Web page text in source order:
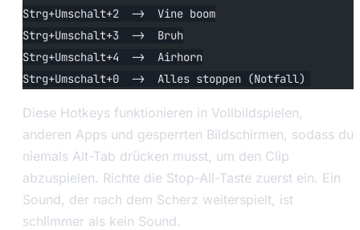
Strg+Umschalt+2  ->  Vine boom
Strg+Umschalt+3  ->  Bruh
Strg+Umschalt+4  ->  Airhorn
Strg+Umschalt+0  ->  Alles stoppen (Notfall)
Diese Hotkeys funktionieren in Vollbildspielen,
anderen Apps und gesperrten Bildschirmen, sodass du
niemals Alt-Tab drücken musst, um den Clip
abzuspielen. Richte die Stop-All-Taste zuerst ein. Ein
Sound, der nach dem Scherz weiterspielt, ist
schlimmer als kein Sound.